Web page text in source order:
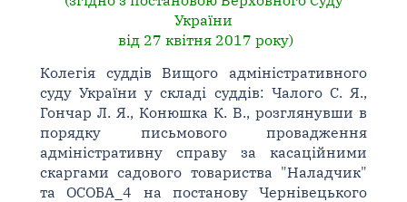
України
від 27 квітня 2017 року)
Колегія суддів Вищого адміністративного
суду України у складі суддів: Чалого С. Я.,
Гончар Л. Я., Конюшка К. В., розглянувши в
порядку письмового провадження
адміністративну справу за касаційними
скаргами садового товариства "Наладчик"
та ОСОБА_4 на постанову Чернівецького